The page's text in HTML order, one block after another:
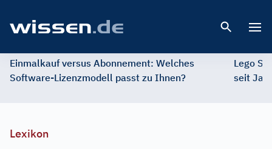
Einmalkauf versus Abonnement: Welches
Software-Lizenzmodell passt zu Ihnen?
Lego
seit
Lexikon